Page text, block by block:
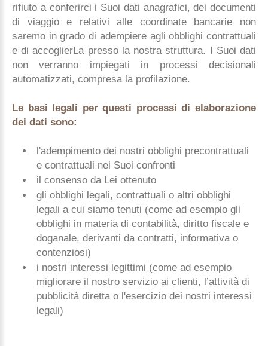
rifiuto a conferirci i Suoi dati anagrafici, dei documenti
di viaggio e relativi alle coordinate bancarie non
saremo in grado di adempiere agli obblighi contrattuali
e di accoglierLa presso la nostra struttura. I Suoi dati
non verranno impiegati in processi decisionali
automatizzati, compresa la profilazione.
Le basi legali per questi processi di elaborazione
dei dati sono:
l'adempimento dei nostri obblighi precontrattuali
e contrattuali nei Suoi confronti
il consenso da Lei ottenuto
gli obblighi legali, contrattuali o altri obblighi
legali a cui siamo tenuti (come ad esempio gli
obblighi in materia di contabilità, diritto fiscale e
doganale, derivanti da contratti, informativa o
contenziosi)
i nostri interessi legittimi (come ad esempio
migliorare il nostro servizio ai clienti, l’attività di
pubblicità diretta o l'esercizio dei nostri interessi
legali)